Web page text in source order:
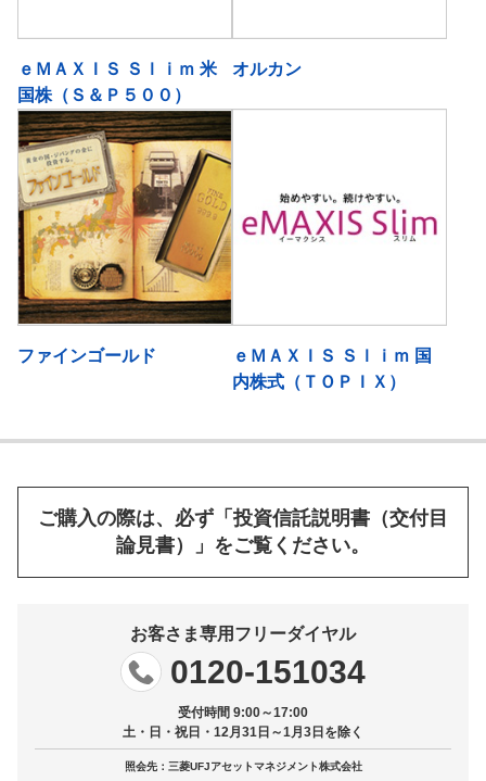
ｅＭＡＸＩＳ Ｓｌｉｍ 米
国株（Ｓ＆Ｐ５００）
オルカン
ファインゴールド
ｅＭＡＸＩＳ Ｓｌｉｍ 国
内株式（ＴＯＰＩＸ）
ご購入の際は、必ず「投資信託説明書（交付目
論見書）」をご覧ください。
お客さま専用フリーダイヤル
0120-151034
受付時間 9:00～17:00
土・日・祝日・12月31日～1月3日を除く
照会先：三菱UFJアセットマネジメント株式会社